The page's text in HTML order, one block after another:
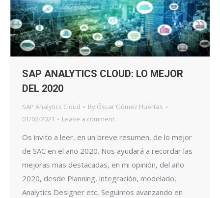
SAP ANALYTICS CLOUD: LO MEJOR
DEL 2020
SAP Analytics Cloud By Óscar Gómez Huertas
01/02/2021
Leave a comment
Os invito a leer, en un breve resumen, de lo mejor
de SAC en el año 2020. Nos ayudará a recordar las
mejoras mas destacadas, en mi opinión, del año
2020, desde Planning, integración, modelado,
Analytics Designer etc, Seguimos avanzando en